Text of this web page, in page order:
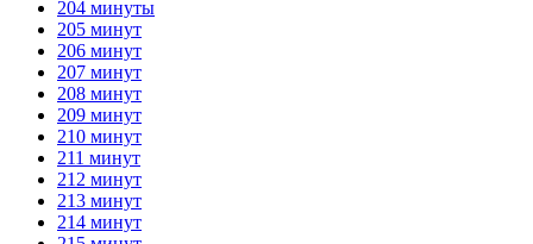
204 минуты
205 минут
206 минут
207 минут
208 минут
209 минут
210 минут
211 минут
212 минут
213 минут
214 минут